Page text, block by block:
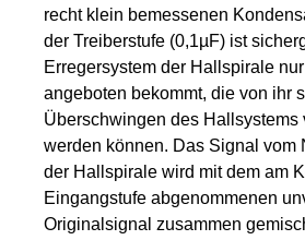
recht klein bemessenen
der Treiberstufe (0,1µF) ist
Erregersystem der Hallspirale
angeboten bekommt, die von ihr
Überschwingen des Hallsystems
werden können. Das Signal vom
der Hallspirale wird mit dem am
Eingangstufe abgenommenen
Originalsignal zusammen